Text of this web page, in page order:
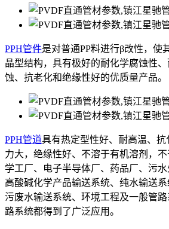
PPH管件是对普通PP料进行β改性，使
晶型结构，具有极好的耐化学腐蚀性
蚀、抗老化和绝缘性好的优质量产品。
PPH管道具有热定型性好、耐高温、
力大，绝缘性好、不溶于有机溶剂，
学工厂、电子半导体厂、药品厂、污
高酸碱化学产品输送系统、纯水输送系
污废水输送系统、环境工程及一般管
路系统都得到了广泛应用。